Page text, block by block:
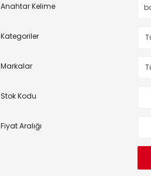
Anahtar Kelime
Kategoriler
Markalar
Stok Kodu
Fiyat Aralığı